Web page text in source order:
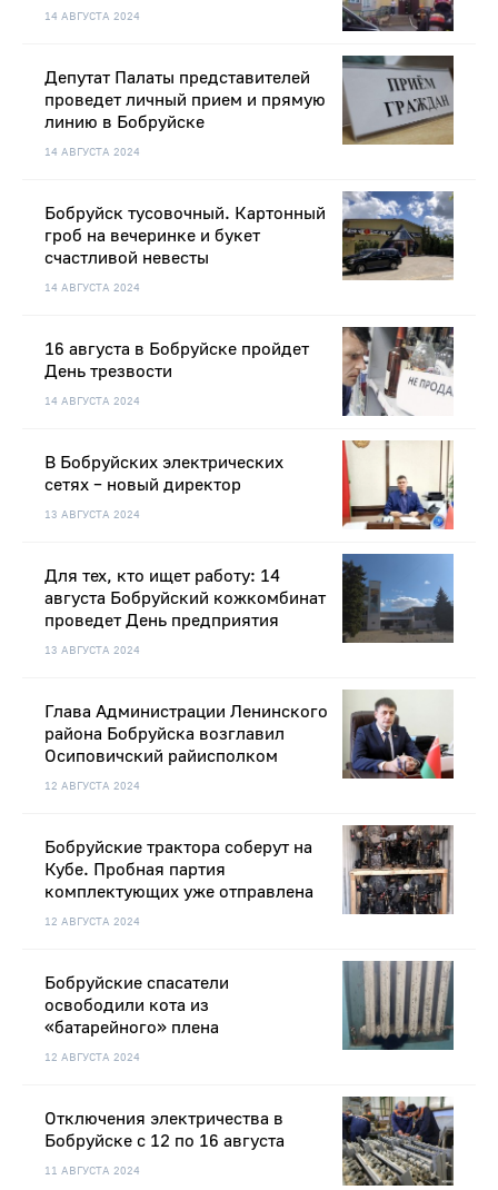
14 АВГУСТА 2024
14 АВГУСТА 2024
Депутат Палаты представителей
проведет личный прием и прямую
линию в Бобруйске
14 АВГУСТА 2024
Бобруйск тусовочный. Картонный
гроб на вечеринке и букет
счастливой невесты
14 АВГУСТА 2024
16 августа в Бобруйске пройдет
День трезвости
13 АВГУСТА 2024
В Бобруйских электрических
сетях – новый директор
13 АВГУСТА 2024
Для тех, кто ищет работу: 14
августа Бобруйский кожкомбинат
проведет День предприятия
12 АВГУСТА 2024
Глава Администрации Ленинского
района Бобруйска возглавил
Осиповичский райисполком
12 АВГУСТА 2024
Бобруйские трактора соберут на
Кубе. Пробная партия
комплектующих уже отправлена
12 АВГУСТА 2024
Бобруйские спасатели
освободили кота из
«батарейного» плена
11 АВГУСТА 2024
Отключения электричества в
Бобруйске с 12 по 16 августа